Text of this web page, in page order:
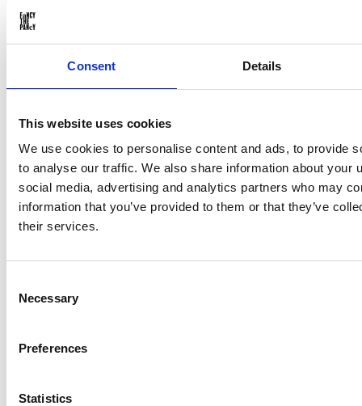
Consent Details
This website uses cookies
We use cookies to personalise content and ads, to provide
to analyse our traffic. We also share information about your
social media, advertising and analytics partners who may
information that you’ve provided to them or that they’ve
their services.
Selection
Necessary
Preferences
Statistics